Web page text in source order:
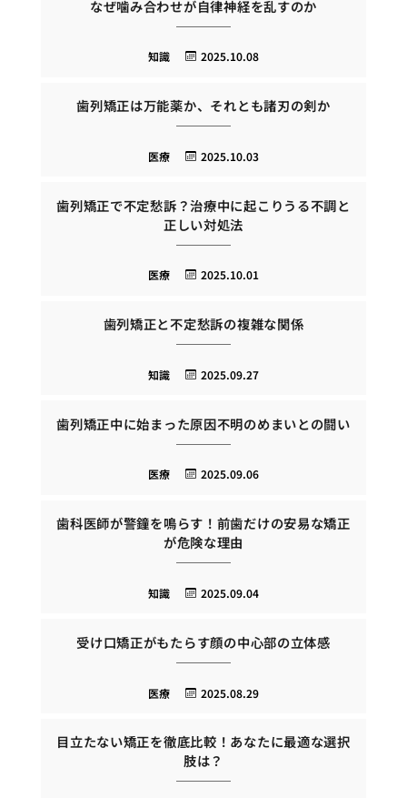
なぜ噛み合わせが自律神経を乱すのか
2025.10.08
知識
歯列矯正は万能薬か、それとも諸刃の剣か
2025.10.03
医療
歯列矯正で不定愁訴？治療中に起こりうる不調と
正しい対処法
2025.10.01
医療
歯列矯正と不定愁訴の複雑な関係
2025.09.27
知識
歯列矯正中に始まった原因不明のめまいとの闘い
2025.09.06
医療
歯科医師が警鐘を鳴らす！前歯だけの安易な矯正
が危険な理由
2025.09.04
知識
受け口矯正がもたらす顔の中心部の立体感
2025.08.29
医療
目立たない矯正を徹底比較！あなたに最適な選択
肢は？